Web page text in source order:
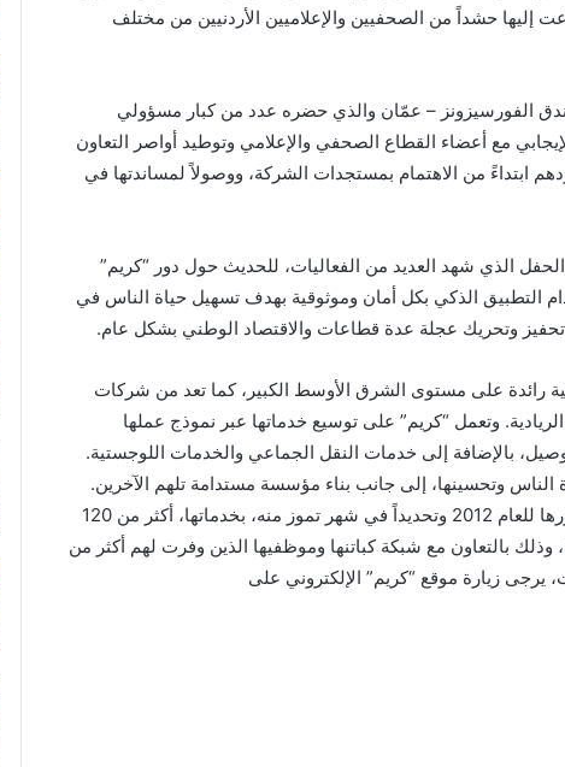
مأدبة غداء دعت إليها حشداً من الصحفيين والإعلاميين الأردنيين من مختلف
الفورسيزونز – عمّان والذي حضره عدد من كبار مسؤولي
مع أعضاء القطاع الصحفي والإعلامي وتوطيد أواصر التعاون
ابتداءً من الاهتمام بمستجدات الشركة، ووصولاً لمساندتها في
الذي شهد العديد من الفعاليات، للحديث حول دور “كريم”
التطبيق الذكي بكل أمان وموثوقية بهدف تسهيل حياة الناس في
تحفيز وتحريك عجلة عدة قطاعات والاقتصاد الوطني بشكل عام.
رائدة على مستوى الشرق الأوسط الكبير، كما تعد من شركات
الريادية. وتعمل “كريم” على توسيع خدماتها عبر نموذج عملها
بالإضافة إلى خدمات النقل الجماعي والخدمات اللوجستية.
وتحسينها، إلى جانب بناء مؤسسة مستدامة تلهم الآخرين.
واليوم، تغطي “كريم” التي تعود جذورها للعام 2012 وتحديداً في شهر تموز منه، بخدماتها، أكثر من 120
وذلك بالتعاون مع شبكة كباتنها وموظفيها الذين وفرت لهم أكثر من
يرجى زيارة موقع “كريم” الإلكتروني على